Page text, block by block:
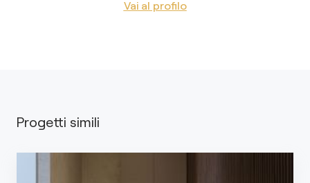
Vai al profilo
Progetti simili